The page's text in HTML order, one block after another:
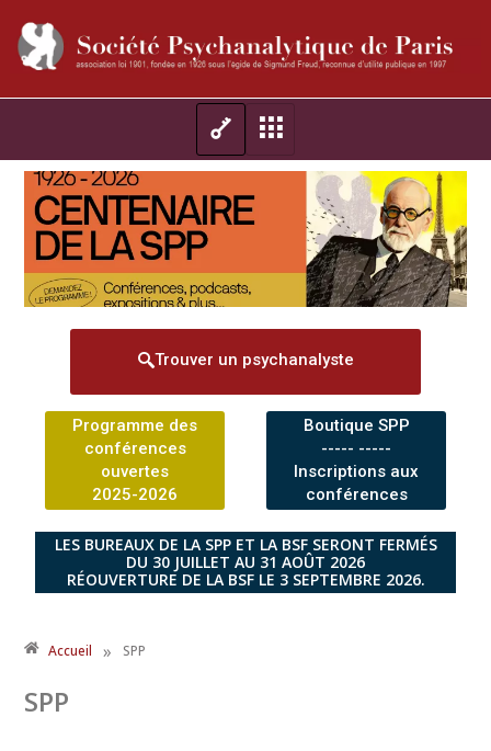
Trouver un psychanalyste
Programme des
conférences
ouvertes
2025-2026
Boutique SPP
----- -----
Inscriptions aux
conférences
LES BUREAUX DE LA SPP ET LA BSF SERONT FERMÉS
DU 30 JUILLET AU 31 AOÛT 2026
RÉOUVERTURE DE LA BSF LE 3 SEPTEMBRE 2026.
Accueil » SPP
SPP